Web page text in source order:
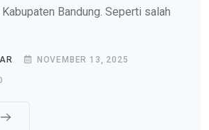
Bandung. Seperti salah
NOVEMBER 13, 2025